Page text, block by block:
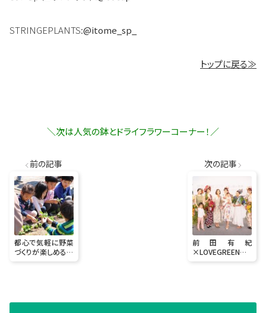
STRINGEPLANTS:@itome_sp_
トップに戻る≫
＼次は人気の鉢とドライフラワーコーナー！／
前の記事
都心で気軽に野菜
づくりが楽しめる貸
菜園「アグリス成
次の記事
前田有紀
×LOVEGREEN「フ
ラワーランウェイ～